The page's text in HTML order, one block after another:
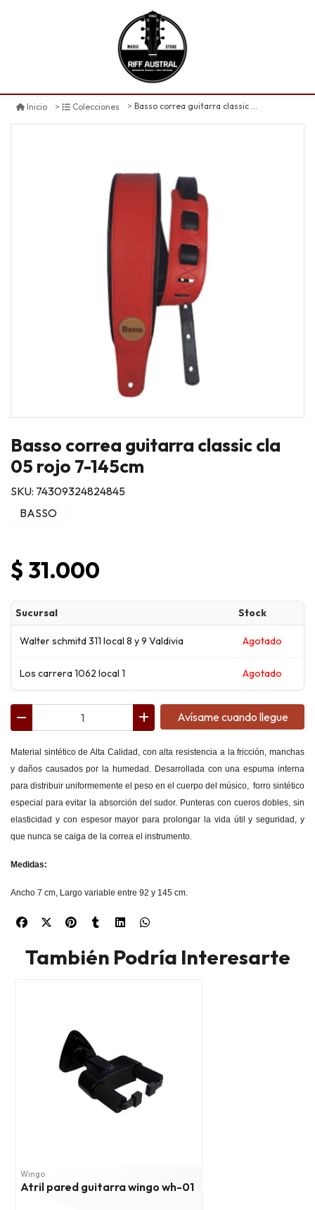
Inicio Colecciones Basso correa guitarra classic cla 05 rojo 7-145cm
Basso correa guitarra classic cla
05 rojo 7-145cm
SKU: 74309324824845
BASSO
$ 31.000
Sucursal Stock
Walter schmitd 311 local 8 y 9 Valdivia Agotado
Los carrera 1062 local 1 Agotado
Avísame cuando llegue
Material sintético de Alta Calidad, con alta resistencia a la fricción, manchas
y daños causados por la humedad. Desarrollada con una espuma interna
para distribuir uniformemente el peso en el cuerpo del músico, forro sintético
especial para evitar la absorción del sudor. Punteras con cueros dobles, sin
elasticidad y con espesor mayor para prolongar la vida útil y seguridad, y
que nunca se caiga de la correa el instrumento.
Medidas:
Ancho 7 cm, Largo variable entre 92 y 145 cm.
También Podría Interesarte
Wingo
Atril pared guitarra wingo wh-01